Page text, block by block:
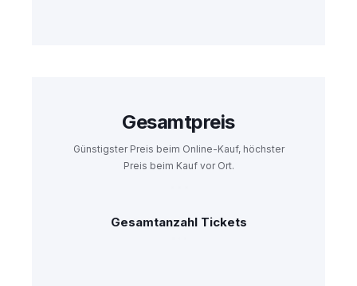
Gesamtpreis
Günstigster Preis beim Online-Kauf, höchster
Preis beim Kauf vor Ort.
Gesamtanzahl Tickets